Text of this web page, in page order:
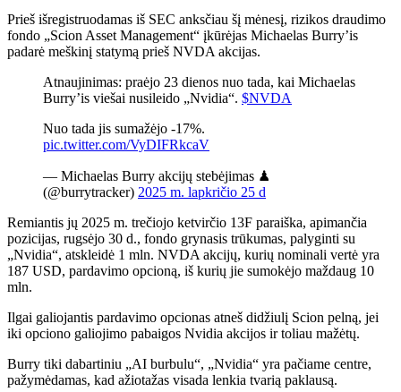
Prieš išregistruodamas iš SEC anksčiau šį mėnesį, rizikos draudimo
fondo „Scion Asset Management“ įkūrėjas Michaelas Burry’is
padarė meškinį statymą prieš NVDA akcijas.
Atnaujinimas: praėjo 23 dienos nuo tada, kai Michaelas
Burry’is viešai nusileido „Nvidia“. $NVDA
Nuo tada jis sumažėjo -17%.
pic.twitter.com/VyDIFRkcaV
— Michaelas Burry akcijų stebėjimas ♟
(@burrytracker) 2025 m. lapkričio 25 d
Remiantis jų 2025 m. trečiojo ketvirčio 13F paraiška, apimančia
pozicijas, rugsėjo 30 d., fondo grynasis trūkumas, palyginti su
„Nvidia“, atskleidė 1 mln. NVDA akcijų, kurių nominali vertė yra
187 USD, pardavimo opcioną, iš kurių jie sumokėjo maždaug 10
mln.
Ilgai galiojantis pardavimo opcionas atneš didžiulį Scion pelną, jei
iki opciono galiojimo pabaigos Nvidia akcijos ir toliau mažėtų.
Burry tiki dabartiniu „AI burbulu“, „Nvidia“ yra pačiame centre,
pažymėdamas, kad ažiotažas visada lenkia tvarią paklausą.